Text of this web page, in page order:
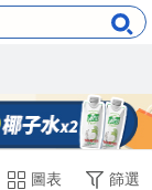
圖表 篩選